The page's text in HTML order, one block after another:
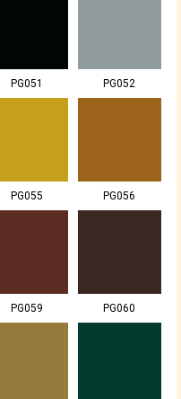
PG051 PG052
PG055 PG056
PG059 PG060